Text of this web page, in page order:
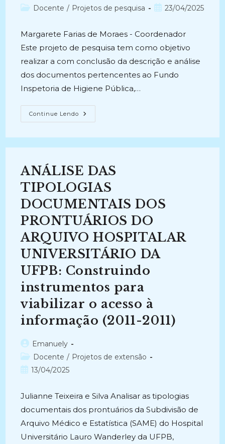
do
Categoria
Docente / Projetos de pesquisa
Post23/04/2025
Margarete Farias de Moraes - Coordenador
Este projeto de pesquisa tem como objetivo
realizar a com conclusão da descrição e análise
dos documentos pertencentes ao Fundo
Inspetoria de Higiene Pública,…
Continue Lendo TRATAMENTO,
CONSERVAÇÃO
DOCUMENTOS
DE
HIGIENE
PÚBLICA
DO
ESTADO
DO
ESPÍRITO
SANTO
(1853-
1922)
–
Parte
II
2019)
ANÁLISE DAS
TIPOLOGIAS
DOCUMENTAIS DOS
PRONTUÁRIOS DO
ARQUIVO HOSPITALAR
UNIVERSITÁRIO DA
UFPB: Construindo
instrumentos para
viabilizar o acesso à
informação (2011-2011)
Autor
do
post:
Emanuely
Categoria
do
Docente / Projetos de extensão
Post13/04/2025
Julianne Teixeira e Silva Analisar as tipologias
documentais dos prontuários da Subdivisão de
Arquivo Médico e Estatística (SAME) do Hospital
Universitário Lauro Wanderley da UFPB,